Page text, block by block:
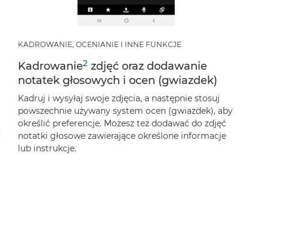
KADROWANIE, OCENIANIE I INNE FUNKCJE
Kadrowanie2zdjęć oraz dodawanie
notatek głosowych i ocen (gwiazdek)
Kadruj i wysyłaj swoje zdjęcia, a następnie stosuj
powszechnie używany system ocen (gwiazdek), aby
określić preferencje. Możesz też dodawać do zdjęć
notatki głosowe zawierające określone informacje
lub instrukcje.